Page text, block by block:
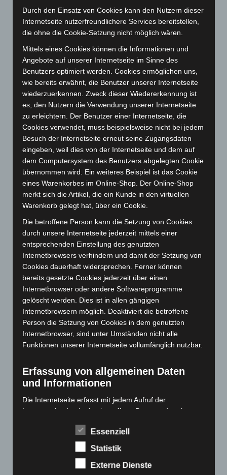
April 2025(88)
März 2025
(111)
Januar 2025(88)
Dezember 2024(89)
November 2024
Oktober 2024(93)
September 2024(112)
August 2024(107)
Juli 2024(89)
Juni 2024(107)
Mai 2024(149)
April 2024(102)
März 2024(103)
Februar 2024(103)
Januar 2024(111)
Dezember 2023(130)
November 2023(130)
Oktober 2023(114)
September 2023(133)
August 2023
(134)
Juli 2023(118)
Juni 2023(142)
April 2023(155)
Februar 2023
(154)
(130)
(167)
(166)
Durch den Einsatz von Cookies kann den Nutzern dieser
Internetseite nutzerfreundlichere Services bereitstellen,
die ohne die Cookie-Setzung nicht möglich wären.
Mittels eines Cookies können die Informationen und
Angebote auf unserer Internetseite im Sinne des
Benutzers optimiert werden. Cookies ermöglichen uns,
wie bereits erwähnt, die Benutzer unserer Internetseite
wiederzuerkennen. Zweck dieser Wiedererkennung ist
es, den Nutzern die Verwendung unserer Internetseite
zu erleichtern. Der Benutzer einer Internetseite, die
Cookies verwendet, muss beispielsweise nicht bei jedem
Besuch der Internetseite erneut seine Zugangsdaten
eingeben, weil dies von der Internetseite und dem auf
dem Computersystem des Benutzers abgelegten Cookie
übernommen wird. Ein weiteres Beispiel ist das Cookie
eines Warenkorbes im Online-Shop. Der Online-Shop
merkt sich die Artikel, die ein Kunde in den virtuellen
Warenkorb gelegt hat, über ein Cookie.
Die betroffene Person kann die Setzung von Cookies
durch unsere Internetseite jederzeit mittels einer
entsprechenden Einstellung des genutzten
Internetbrowsers verhindern und damit der Setzung von
Cookies dauerhaft widersprechen. Ferner können
bereits gesetzte Cookies jederzeit über einen
Internetbrowser oder andere Softwareprogramme
gelöscht werden. Dies ist in allen gängigen
Internetbrowsern möglich. Deaktiviert die betroffene
Person die Setzung von Cookies in dem genutzten
Internetbrowser, sind unter Umständen nicht alle
Funktionen unserer Internetseite vollumfänglich nutzbar.
Erfassung von allgemeinen Daten
und Informationen
Die Internetseite erfasst mit jedem Aufruf der
Internetseite durch eine betroffene Person oder ein
Daten und Informationen. Diese allgemeinen Daten und
Informationen werden in den Logfiles des Servers
Browsertypen und Versionen, (2) das vom zugreifenden
Essenziell
Statistik
Externe Dienste